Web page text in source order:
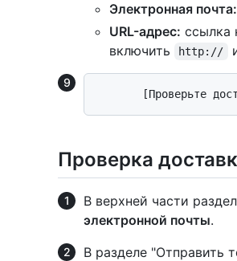
Электронная почта:
URL-адрес: ссылка
включить
http://
Проверка
В верхней части
электронной почты.
В разделе "Отправить